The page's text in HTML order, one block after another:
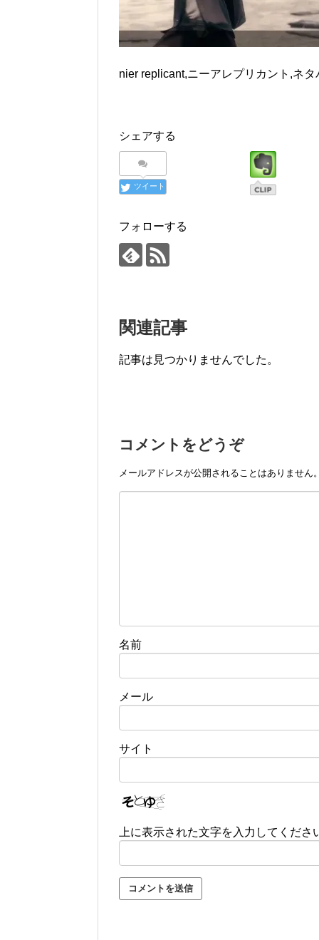
nier replicant,ニーアレプリカント,ネタ
シェアする
ツイート
フォローする
関連記事
記事は見つかりませんでした。
コメントをどうぞ
メールアドレスが公開されることはありません
名前
メール
サイト
上に表示された文字を入力してくださ